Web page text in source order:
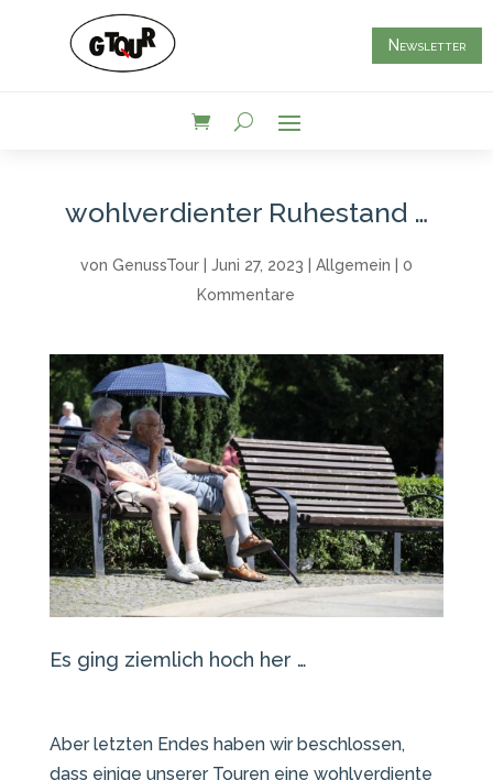
Newsletter
wohlverdienter Ruhestand …
von GenussTour| Juni 27, 2023 Allgemein
0
Kommentare
Es ging ziemlich hoch her …
Aber letzten Endes haben wir beschlossen,
dass einige unserer Touren eine wohlverdiente